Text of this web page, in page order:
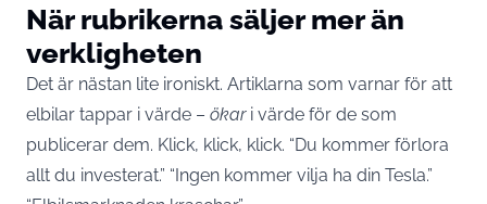
När rubrikerna säljer mer än
verkligheten
Det är nästan lite ironiskt. Artiklarna som varnar för att
elbilar tappar i värde – ökari värde för de som
publicerar dem. Klick, klick, klick. “Du kommer förlora
allt du investerat.” “Ingen kommer vilja ha din Tesla.”